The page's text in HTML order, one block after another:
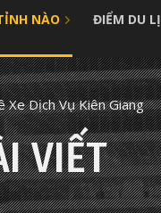
NÀO ĐIỂM DU
Xe Dịch Vụ Kiên Giang
VIẾT